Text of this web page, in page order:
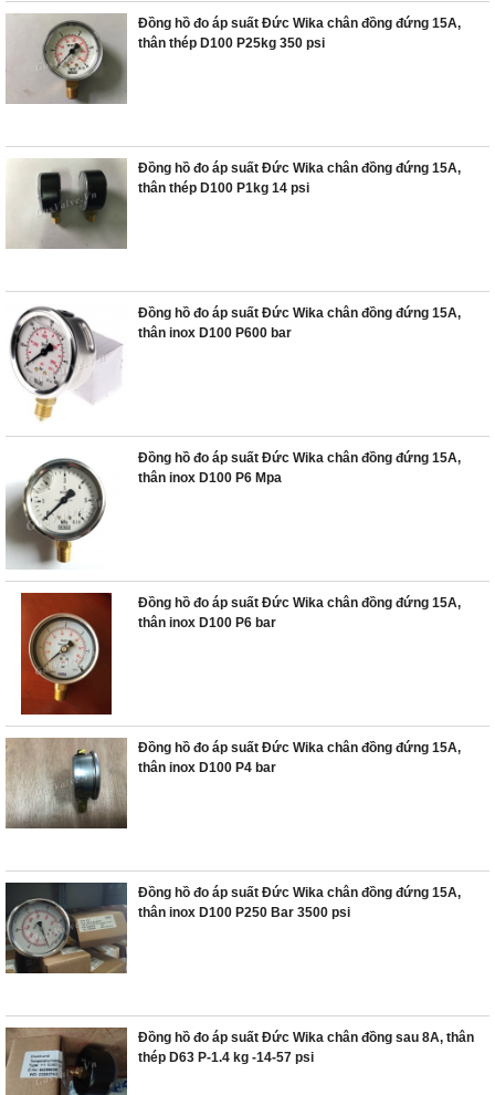
Đồng hồ đo áp suất Đức Wika chân đồng đứng 15A,
thân thép D100 P25kg 350 psi
Đồng hồ đo áp suất Đức Wika chân đồng đứng 15A,
thân thép D100 P1kg 14 psi
Đồng hồ đo áp suất Đức Wika chân đồng đứng 15A,
thân inox D100 P600 bar
Đồng hồ đo áp suất Đức Wika chân đồng đứng 15A,
thân inox D100 P6 Mpa
Đồng hồ đo áp suất Đức Wika chân đồng đứng 15A,
thân inox D100 P6 bar
Đồng hồ đo áp suất Đức Wika chân đồng đứng 15A,
thân inox D100 P4 bar
Đồng hồ đo áp suất Đức Wika chân đồng đứng 15A,
thân inox D100 P250 Bar 3500 psi
Đồng hồ đo áp suất Đức Wika chân đồng sau 8A, thân
thép D63 P-1.4 kg -14-57 psi